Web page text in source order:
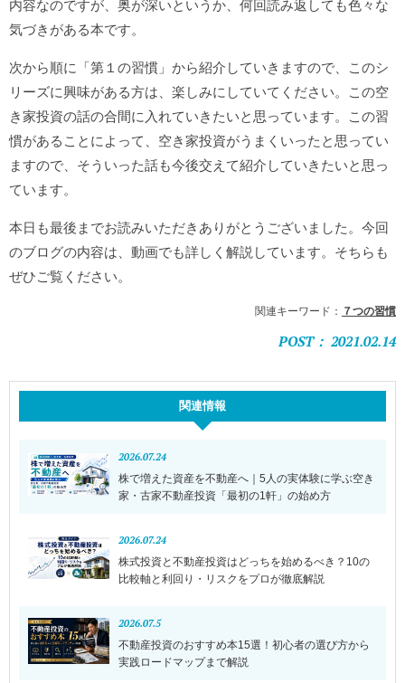
内容なのですが、奥が深いというか、何回読み返しても色々な
気づきがある本です。
次から順に「第１の習慣」から紹介していきますので、このシ
リーズに興味がある方は、楽しみにしていてください。この空
き家投資の話の合間に入れていきたいと思っています。この習
慣があることによって、空き家投資がうまくいったと思ってい
ますので、そういった話も今後交えて紹介していきたいと思っ
ています。
本日も最後までお読みいただきありがとうございました。今回
のブログの内容は、動画でも詳しく解説しています。そちらも
ぜひご覧ください。
関連キーワード： ７つの習慣
POST： 2021.02.14
関連情報
2026.07.24
株で増えた資産を不動産へ｜5人の実体験に学ぶ空き
家・古家不動産投資「最初の1軒」の始め方
2026.07.24
株式投資と不動産投資はどっちを始めるべき？10の
比較軸と利回り・リスクをプロが徹底解説
2026.07.5
不動産投資のおすすめ本15選！初心者の選び方から
実践ロードマップまで解説